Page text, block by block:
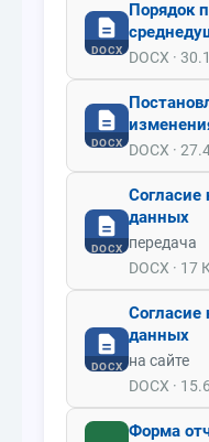
DOCX
Порядок
DOCX ·
DOCX DOCX ·
DOCX
Согласие
данных
передача
DOCX · 17
DOCX
Согласие
данных
на сайте
DOCX ·
Форма